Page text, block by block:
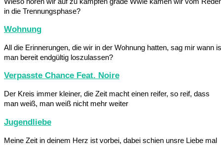
Wieso hören wir auf zu kämpfen grade Wwie kamen wir vom
in die Trennungsphase?
Wohnung
All die Erinnerungen, die wir in der Wohnung hatten, sag mir wann
man bereit endgültig loszulassen?
Verpasste Chance Feat. Noire
Der Kreis immer kleiner, die Zeit macht einen reifer, so reif, dass
man weiß, man weiß nicht mehr weiter
Jugendliebe
Meine Zeit in deinem Herz ist vorbei, dabei schien unsre Liebe mal